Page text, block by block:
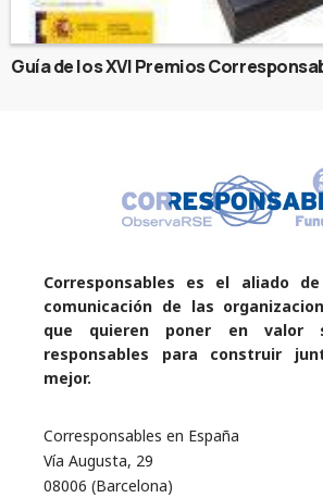
Guía de los XVI Premios
Corresponsables es el aliado
comunicación de las
que quieren poner en valor
responsables para construir
mejor.
Corresponsables en España
Vía Augusta, 29
08006 (Barcelona)